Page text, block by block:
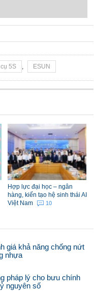
5S , ESUN
Hợp lực đại học – ngân
hàng, kiến tạo hệ sinh thái AI
Việt Nam
10
giá khả năng chống nứt
nhựa
pháp lý cho bưu chính
nguyên số